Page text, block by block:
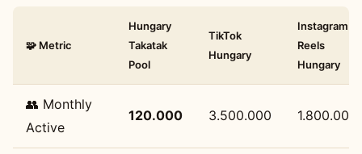
🧩 Metric
Hungary
Takatak
Pool
TikTok
Hungary
Instagram
Reels
Hungary
👥 Monthly
Active
120.000 3.500.000 1.800.000